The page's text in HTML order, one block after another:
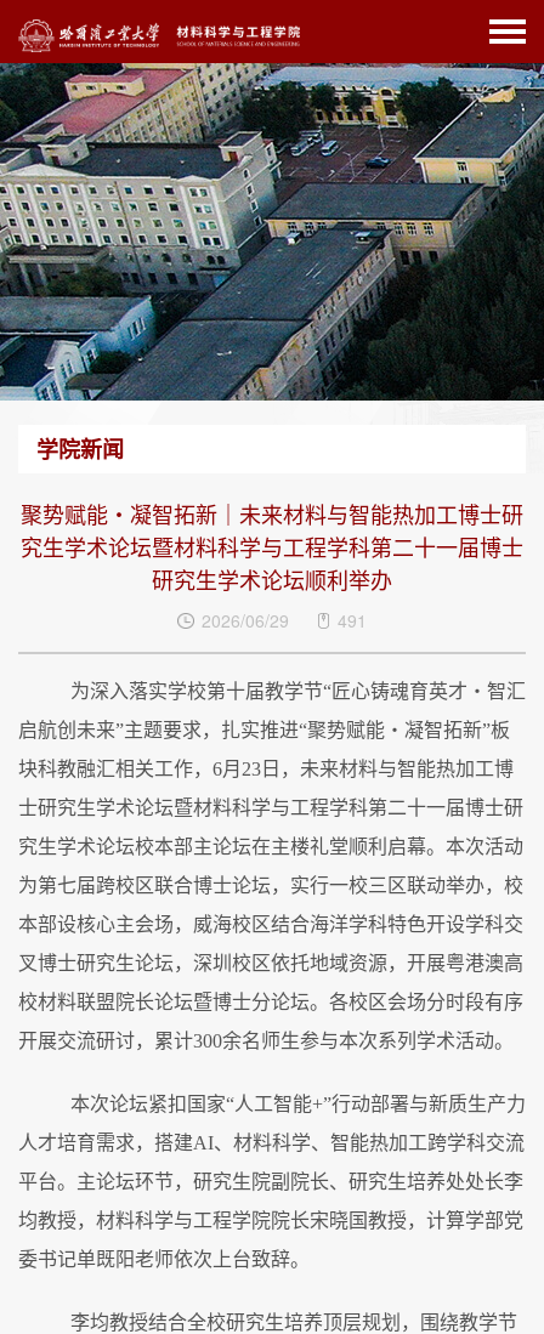
学院新闻
聚势赋能・凝智拓新｜未来材料与智能热加工博士研
究生学术论坛暨材料科学与工程学科第二十一届博士
研究生学术论坛顺利举办
2026/06/29 491
为深入落实学校第十届教学节“匠心铸魂育英才 ・ 智汇
启航创未来”主题要求，扎实推进“聚势赋能 ・ 凝智拓新”板
块科教融汇相关工作， 6月 23 日，未来材料与智能热加工博
士研究生学术论坛暨材料科学与工程学科第二十一届博士研
究生学术论坛校本部主论坛在主楼礼堂顺利启幕。本次活动
为第七届跨校区联合博士论坛，实行一校三区联动举办， 校
本部设核心主会场 ， 威海校区结合海洋学科特色开设学科交
叉博士研究生论坛 ， 深圳校区依托地域资源，开展粤港澳高
校材料联盟院长论坛暨博士分论坛。各校区会场分时段有序
开展交流研讨，累计300余名师生参与本次系列学术活动。
本次论坛紧扣国家“人工智能+”行动部署与新质生产力
人才培育需求，搭建AI、材料科学、智能热加工跨学科交流
平台。主论坛环节，研究生院副院长、研究生培养处处长李
均教授，材料科学与工程学院院长宋晓国教授，计算学部党
委书记单既阳老师依次上台致辞。
李均教授结合全校研究生培养顶层规划，围绕教学节